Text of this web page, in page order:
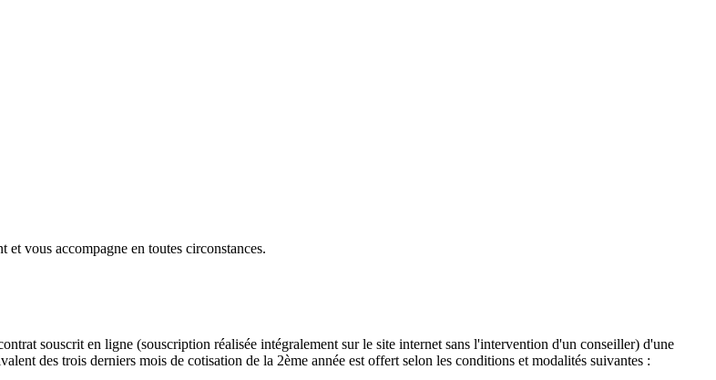
vous accompagne en toutes circonstances.
souscrit en ligne (souscription réalisée intégralement sur le site internet sans l'intervention d'un conseiller) d'une
des trois derniers mois de cotisation de la 2ème année est offert selon les conditions et modalités suivantes :